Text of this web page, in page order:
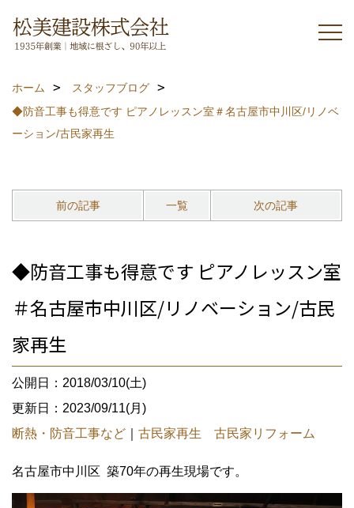
ホーム
スタッフブログ
◆防音工事も得意です ピアノレッスン室＃名古屋市中川区/リノベ
ーション/古民家再生
前の記事 一覧 次の記事
◆防音工事も得意です ピアノレッスン室
＃名古屋市中川区/リノベーション/古民
家再生
公開日：2018/03/10(土)
更新日：2023/09/11(月)
断熱・防音工事など
古民家再生 古民家リフォーム
名古屋市中川区 築70年の再生現場です。